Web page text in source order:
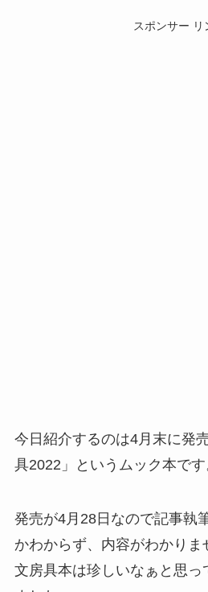
スポンサー リ
今日紹介するのは4月末に発
具2022」というムック本です
発売が4月28日なので記事執
かわからず、内容がわかり
文房具本は珍しいなぁと思っ